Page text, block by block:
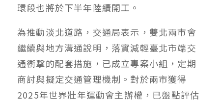
環段也將於下半年陸續開工。
為推動淡北道路，交通局表示，雙北兩市會
繼續與地方溝通說明，落實減輕臺北市端交
通衝擊的配套措施，已成立專案小組，定期
商討與擬定交通管理機制。對於兩市獲得
2025年世界壯年運動會主辦權，已盤點評估